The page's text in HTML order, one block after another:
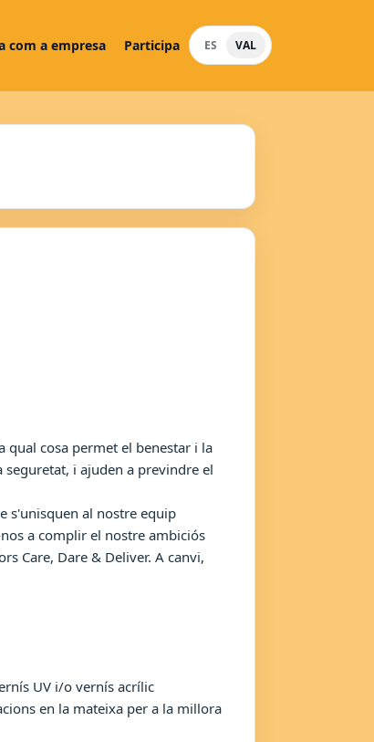
com a empresa Participa ES VAL
cosa permet el benestar i la
i ajuden a previndre el
s'unisquen al nostre equip
a complir el nostre ambiciós
Care, Dare & Deliver. A canvi,
UV i/o vernís acrílic
en la mateixa per a la millora